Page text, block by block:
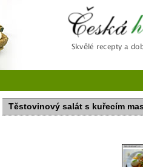
Těstovinový salát s kuřecím